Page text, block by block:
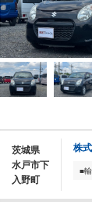
茨城県
水戸市下
入野町
株